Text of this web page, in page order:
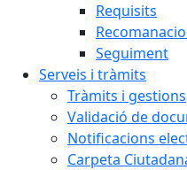
Requisits
Seguiment
Serveis i tràmits
Tràmits i gestions
Validació de
Notificacions
Carpeta